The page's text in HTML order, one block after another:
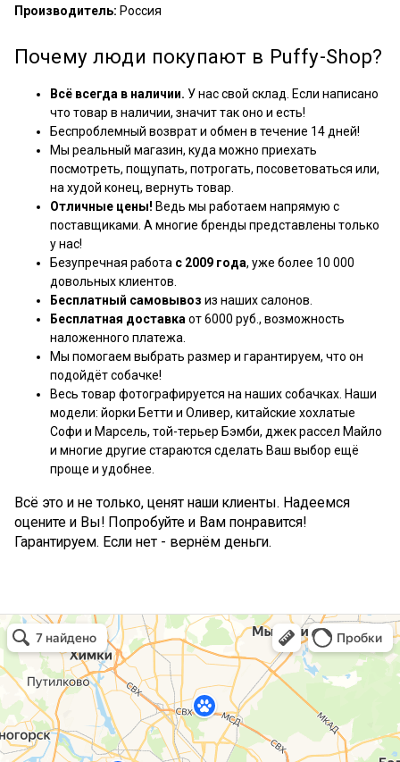
Производитель: Россия
Почему люди покупают в Puffy-Shop?
Всё всегда в наличии. У нас свой склад. Если написано
что товар в наличии, значит так оно и есть!
Беспроблемный возврат и обмен в течение 14 дней!
Мы реальный магазин, куда можно приехать
посмотреть, пощупать, потрогать, посоветоваться или,
на худой конец, вернуть товар.
Отличные цены! Ведь мы работаем напрямую с
поставщиками. А многие бренды представлены только
у нас!
Безупречная работа с 2009 года, уже более 10 000
довольных клиентов.
Бесплатный самовывоз из наших салонов.
Бесплатная доставка от 6000 руб., возможность
наложенного платежа.
Мы помогаем выбрать размер и гарантируем, что он
подойдёт собачке!
Весь товар фотографируется на наших собачках. Наши
модели: йорки Бетти и Оливер, китайские хохлатые
Софи и Марсель, той-терьер Бэмби, джек рассел Майло
и многие другие стараются сделать Ваш выбор ещё
проще и удобнее.
Всё это и не только, ценят наши клиенты. Надеемся
оцените и Вы! Попробуйте и Вам понравится!
Гарантируем. Если нет - вернём деньги.